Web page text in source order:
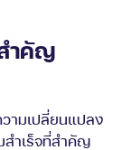
ำคัญ
ามเปลี่ยนแปลง
สำเร็จที่สำคัญ